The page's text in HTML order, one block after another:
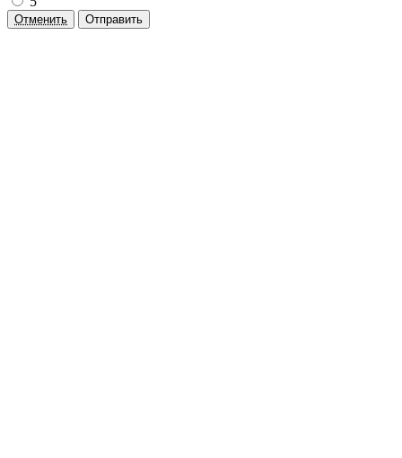
Отменить Отправить